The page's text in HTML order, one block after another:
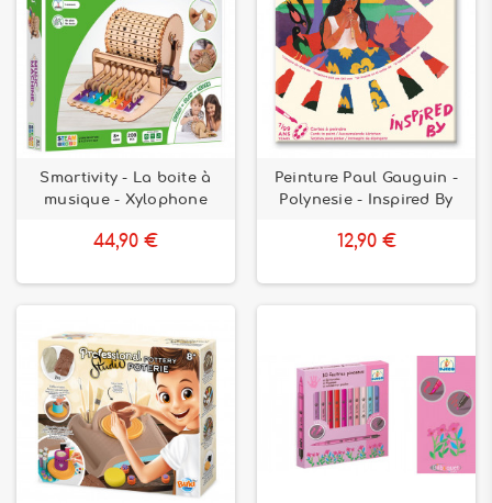
Smartivity - La boite à
musique - Xylophone
44,90 €
Peinture Paul Gauguin -
Polynesie - Inspired By
12,90 €